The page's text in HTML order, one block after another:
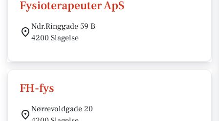
Fysioterapeuter ApS
Ndr.Ringgade 59 B
4200 Slagelse
FH-fys
Nørrevoldgade 20